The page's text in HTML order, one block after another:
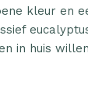
kleur en
in huis